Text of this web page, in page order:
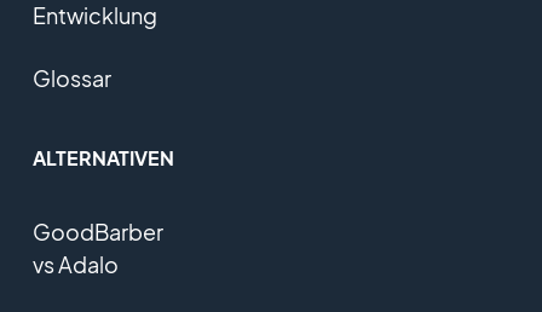
Entwicklung
Glossar
ALTERNATIVEN
GoodBarber
vs Adalo